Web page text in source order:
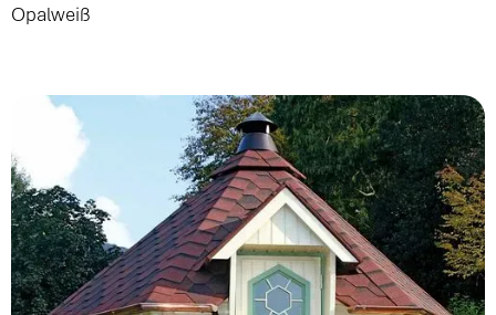
Opalweiß